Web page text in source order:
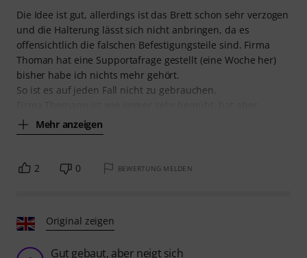
Die Idee ist gut, allerdings ist das Brett schon sehr verzogen
und die Halterung lässt sich nicht anbringen, da es
offensichtlich die falschen Befestigungsteile sind. Firma
Thoman hat eine Supportafrage gestellt (eine Woche her)
bisher habe ich nichts mehr gehört.
So ist es auf jeden Fall nicht zu gebrauchen.
Mehr anzeigen
2 0 BEWERTUNG MELDEN
Original zeigen
Gut gebaut, aber neigt sich